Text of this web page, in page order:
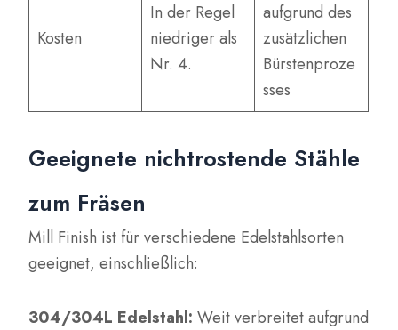
Kosten
In der Regel
niedriger als
Nr. 4.
aufgrund des
zusätzlichen
Bürstenproze
sses
Geeignete nichtrostende Stähle
zum Fräsen
Mill Finish ist für verschiedene Edelstahlsorten
geeignet, einschließlich:
304/304L Edelstahl: Weit verbreitet aufgrund